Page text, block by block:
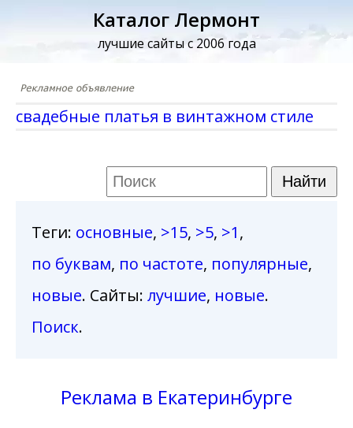
Каталог Лермонт
лучшие сайты с 2006 года
свадебные платья в винтажном стиле
Теги: основные, >15, >5, >1,
по буквам, по частоте, популярные,
новые. Сайты: лучшие, новые.
Поиск.
Реклама в Екатеринбурге